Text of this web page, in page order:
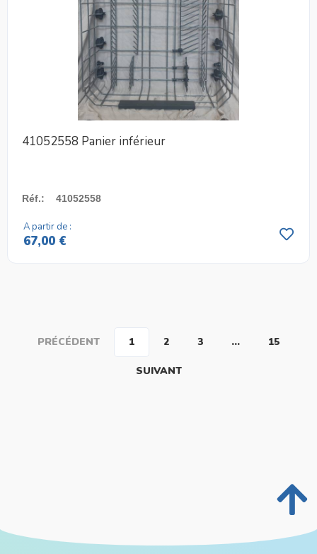
41052558 Panier inférieur
Réf.: 41052558
A partir de :
67,00 €
PRÉCÉDENT 1 2 3 … 15
SUIVANT